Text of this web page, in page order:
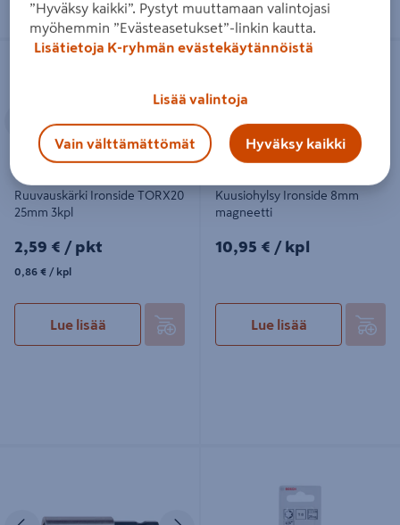
Ruuvauskärki Ironside TORX20
Seuraava
Ruuvauskärki Ironside TORX20
25mm 3kpl
2,59€/pkt
2,59 € / pkt
0,86€/kpl
0,86 € / kpl
Lue lisää
Kuusiohylsy Ironside 8mm
Kuusiohylsy Ironside 8mm
magneetti
10,95€/kpl
10,95 € / kpl
Lue lisää
Edellinen
”Hyväksy kaikki”. Pystyt muuttamaan valintojasi
myöhemmin ”Evästeasetukset”-linkin kautta.
Lisätietoja K-ryhmän evästekäytännöistä
Lisää valintoja
Vain välttämättömät Hyväksy kaikki